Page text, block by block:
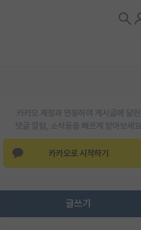
카카오 계정과 연동하여 게시글에 달린
댓글 알람, 소식등을 빠르게 받아보세요
카카오로 시작하기
글쓰기